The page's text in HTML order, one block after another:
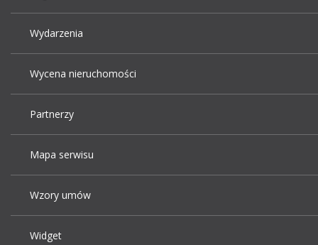
Wydarzenia
Wycena nieruchomości
Partnerzy
Mapa serwisu
Wzory umów
Widget